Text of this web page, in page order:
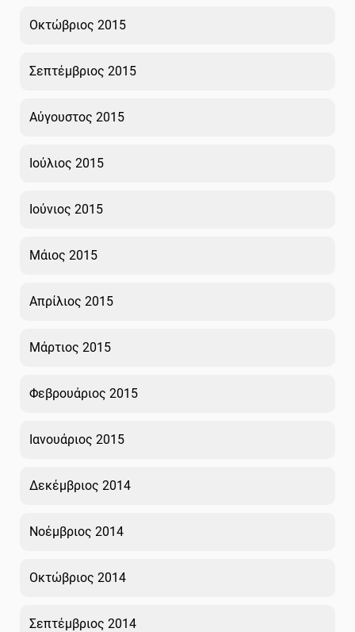
Οκτώβριος 2015
Σεπτέμβριος 2015
Αύγουστος 2015
Ιούλιος 2015
Ιούνιος 2015
Μάιος 2015
Απρίλιος 2015
Μάρτιος 2015
Φεβρουάριος 2015
Ιανουάριος 2015
Δεκέμβριος 2014
Νοέμβριος 2014
Οκτώβριος 2014
Σεπτέμβριος 2014